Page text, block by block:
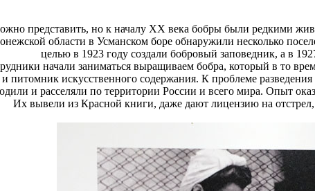
представить, но к началу XX века бобры были редкими
области в Усманском боре обнаружили несколько
целью в 1923 году создали бобровый заповедник, а в
начали заниматься выращиваем бобра, который в то
питомник искусственного содержания. К проблеме
и расселяли по территории России и всего мира. Опыт
Их вывели из Красной книги, даже дают лицензию на